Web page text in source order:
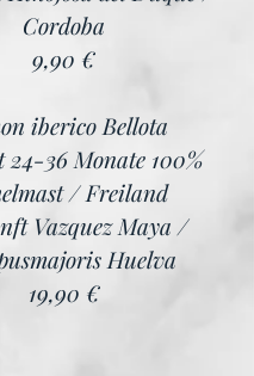
Cordoba
9,90 €
iberico Bellota
24-36 Monate 100%
/ Freiland
Vazquez Maya /
Huelva
19,90 €